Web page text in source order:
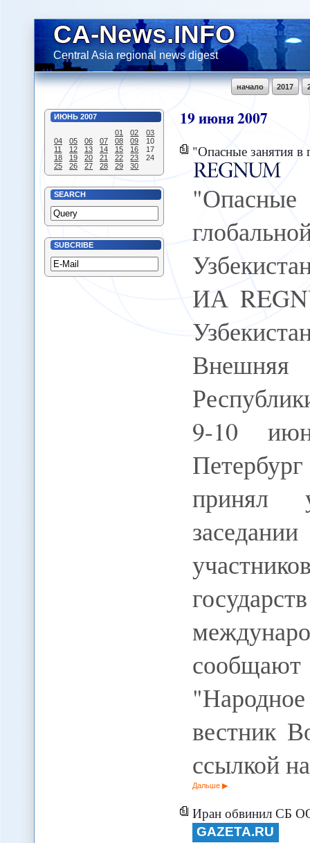
CA-News.INFO
Central Asia regional news digest
2017
начало
ИЮНЬ 2007
01
02
03
04
05 06 07 08 09
10
11
12 13 14 15 16
17
18
19 20 21 22 23
24
25
26 27 28 29 30
SEARCH
SUBCRIBE
19июня2007
"Опасные занятия в
ИА
9-10
принял
вестник
ссылкой
Дальше
Иран обвинил СБ
GAZETA.RU